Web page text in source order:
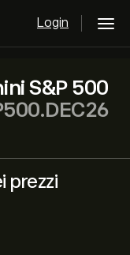
Login
S&P 500
prezzi